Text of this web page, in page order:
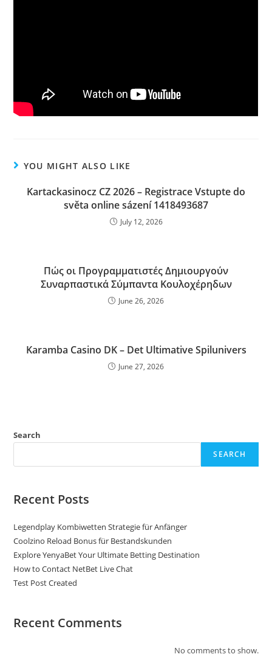
YOU MIGHT ALSO LIKE
Kartackasinocz CZ 2026 – Registrace Vstupte do
světa online sázení 1418493687
July 12, 2026
Πώς οι Προγραμματιστές Δημιουργούν
Συναρπαστικά Σύμπαντα Κουλοχέρηδων
June 26, 2026
Karamba Casino DK – Det Ultimative Spilunivers
June 27, 2026
Search
SEARCH
Recent Posts
Legendplay Kombiwetten Strategie für Anfänger
Coolzino Reload Bonus für Bestandskunden
Explore YenyaBet Your Ultimate Betting Destination
How to Contact NetBet Live Chat
Test Post Created
Recent Comments
No comments to show.